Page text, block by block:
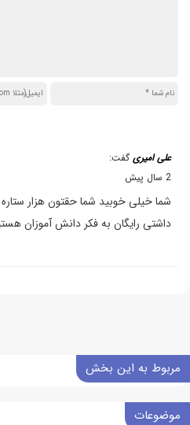
علی امیری گفت:
2 سال پیش
شما خیلی خوبید شما حقتون هزار
داشتی رایگان به فکر دانش آموزان
مربوط به این بخش
موضوعات